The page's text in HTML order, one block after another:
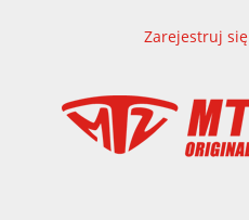
Zarejestruj się